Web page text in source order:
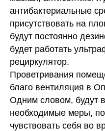
антибактериальные
присутствовать на
будут постоянно
будет работать
рециркулятор.
Проветривания
благо вентиляция в
Одним словом, будут
необходимые меры,
чувствовать себя во